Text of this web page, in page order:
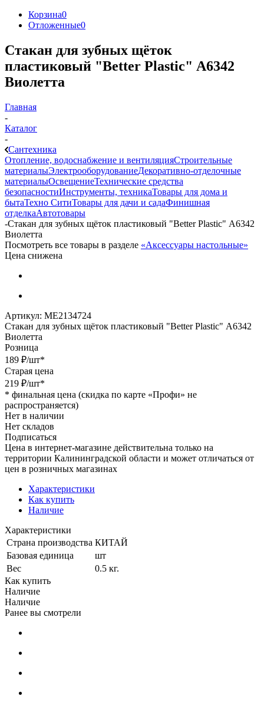
Корзина0
Отложенные0
Стакан для зубных щёток
пластиковый "Better Plastic" А6342
Виолетта
Главная
-
Каталог
-
Сантехника
Отопление, водоснабжение и вентиляцияСтроительные
материалыЭлектрооборудованиеДекоративно-отделочные
материалыОсвещениеТехнические средства
безопасностиИнструменты, техникаТовары для дома и
бытаТехно СитиТовары для дачи и садаФинишная
отделкаАвтотовары
-Стакан для зубных щёток пластиковый "Better Plastic" А6342
Виолетта
Посмотреть все товары в разделе «Аксессуары настольные»
Цена снижена
Артикул: МЕ2134724
Стакан для зубных щёток пластиковый "Better Plastic" А6342
Виолетта
Розница
189 ₽/шт*
Старая цена
219 ₽/шт*
* финальная цена (скидка по карте «Профи» не
распространяется)
Нет в наличии
Нет складов
Подписаться
Цена в интернет-магазине действительна только на
территории Калининградской области и может отличаться от
цен в розничных магазинах
Характеристики
Как купить
Наличие
Характеристики
Страна производства КИТАЙ
Базовая единица
шт
Вес
0.5 кг.
Как купить
Наличие
Наличие
Ранее вы смотрели